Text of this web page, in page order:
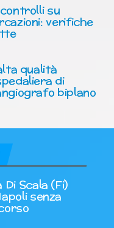
su
verifiche
qualità
di
biplano
Scala (Fi)
senza